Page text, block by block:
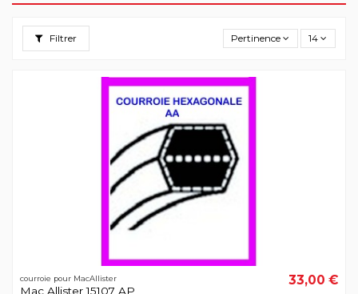
Filtrer Pertinence 14
courroie pour MacAllister
Mac Allister 15107 AP
33,00 €